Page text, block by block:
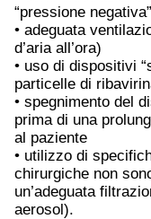
“pressione negativa”
• adeguata
d’aria all’ora)
• uso di dispositivi
particelle di
• spegnimento del
prima di una
al paziente
• utilizzo di
chirurgiche non
un’adeguata
aerosol).